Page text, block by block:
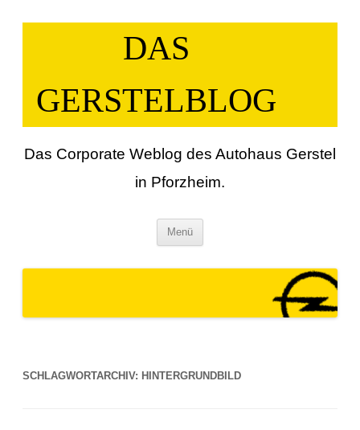
Inhalt
DAS
GERSTELBLOG
Das Corporate Weblog des Autohaus Gerstel
in Pforzheim.
Menü
SCHLAGWORTARCHIV: HINTERGRUNDBILD